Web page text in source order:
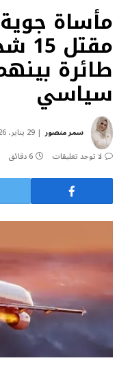
مأساة
طائرة
سياسي
سمر منصور 29 يناير، 2026
لا توجد تعليقات
6 دقائق